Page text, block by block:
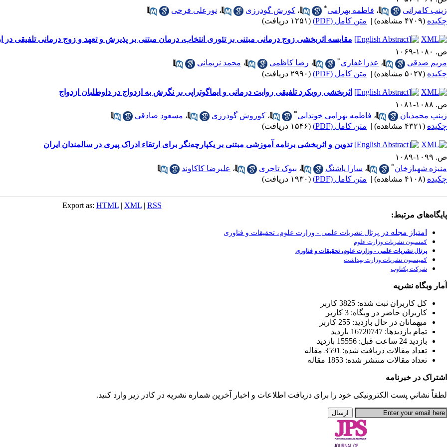
زینب کامرانی
، فاطمه بهرامی* ، کورش گودرزی ، نورعلی فرخی
چکیده (۴۷۰۹ مشاهده) | متن کامل (PDF) (۱۲۵۱ دریافت)
مقایسه اثربخشی زوج درمانی مبتنی بر تئوری انتخاب، درمان مبتنی بر پذیرش و تعهد و زوج درمانی تلفیقی در
ص. ۱۰۸۰-۱۰۶۹
مریم صدقی
، عذرا غفاری* ، رضا کاظمی ، محمد نریمانی
چکیده (۵۰۲۷ مشاهده) | متن کامل (PDF) (۲۹۹۰ دریافت)
اثربخشی رویکرد تلفیقی روایت درمانی و ایماگوتراپی بر نگرش به ازدواج در داوطلبان ازدواج
ص. ۱۰۸۸-۱۰۸۱
زینب محمدیان
، فاطمه بهرامی خوندابی* ، کوروش گودرزی ، مسعود صادقی
چکیده (۴۳۲۱ مشاهده) | متن کامل (PDF) (۱۵۴۶ دریافت)
تدوین و اثربخشی برنامه آموزشی مبتنی بر یکپارچه‌نگر برای ارتقاء ادراک پیری در سالمندان ایران
ص. ۱۰۹۹-۱۰۸۹
منیژه شهبازخان* ، سارا پاشنگ ، بیوک تاجری ، علیرضا کاکاوند
چکیده (۴۱۰۸ مشاهده) | متن کامل (PDF) (۱۹۳۰ دریافت)
Export as: HTML| XML| RSS
پایگاه‌های مرتبط:
امتیاز مجله در پرتال نشریات علمی - وزارت علوم، تحقیقات و فناوری
کمسیون نشریات وزارت علوم
پرتال نشریات علمی - وزارت علوم، تحقیقات و فناوری
کمیسیون نشریات وزارت بهداشت
شرکت یکتاوب
آمار وبگاه نشریه
كل کاربران ثبت شده: 3825 کاربر
کاربران حاضر در وبگاه: 3 کاربر
ميهمانان در حال بازديد: 255 کاربر
تمام بازديد‌ها: 16720747 بازدید
بازديد 24 ساعت قبل: 15556 بازدید
تعداد مقالات دریافت شده: 3591 مقاله
تعداد مقالات منتشر شده: 1853 مقاله
اشتراک در خبرنامه
لطفاً نشاني پست الكترونيكی خود را برای دريافت اطلاعات و اخبار آخرین شماره نشریه در كادر زير وارد كنيد.